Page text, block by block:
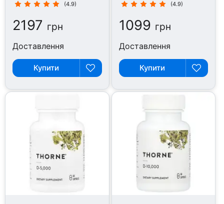
(4.9)
2197 грн
Доставлення
Купити
(4.9)
1099 грн
Доставлення
Купити